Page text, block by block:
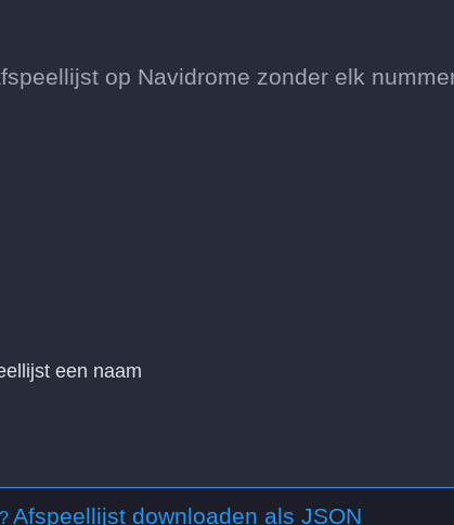
op Navidrome zonder elk
een naam
Afspeellijst downloaden als JSON